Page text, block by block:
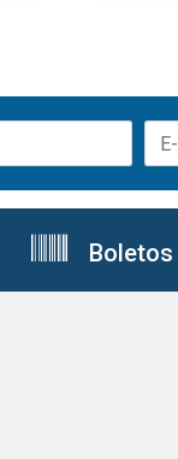
Boletos